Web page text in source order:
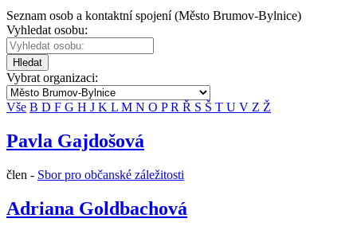
Seznam osob a kontaktní spojení (Město Brumov-Bylnice)
Vyhledat osobu:
Hledat
Vybrat organizaci:
Vše B D F G H J K L M N O PR Ř S Š T U V Z Ž
Pavla Gajdošová
člen - Sbor pro občanské záležitosti
Adriana Goldbachová